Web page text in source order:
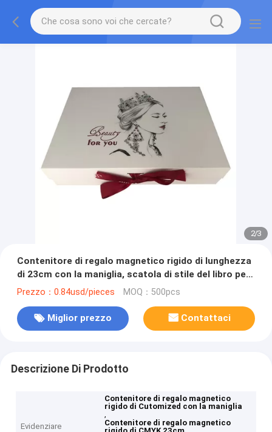
2/3
Contenitore di regalo magnetico rigido di lunghezza
di 23cm con la maniglia, scatola di stile del libro per
il regalo di compleanno
Prezzo：0.84usd/pieces MOQ：500pcs
Miglior prezzo Contattaci
Descrizione Di Prodotto
Evidenziare
Contenitore di regalo magnetico
rigido di Cutomized con la maniglia
,
Contenitore di regalo magnetico